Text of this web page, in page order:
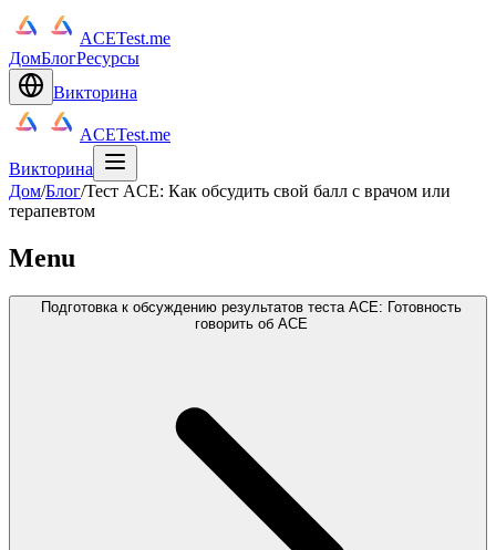
ACETest.me
ДомБлогРесурсы
Викторина
ACETest.me
Викторина
Дом/Блог/Тест ACE: Как обсудить свой балл с врачом или
терапевтом
Menu
Подготовка к обсуждению результатов теста ACE: Готовность
говорить об ACE